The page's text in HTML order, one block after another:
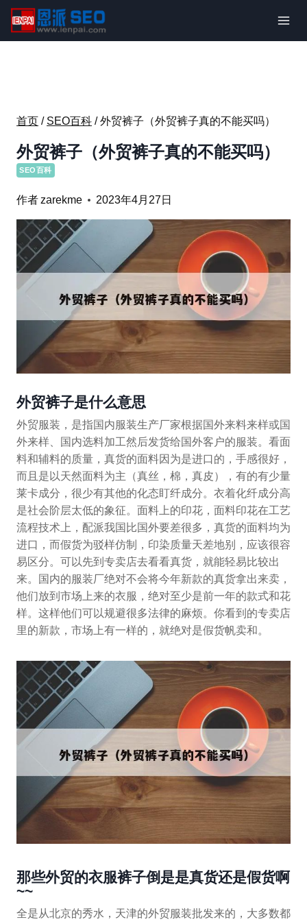
内
首页 / SEO百科 / 外贸裤子（外贸裤子真的不能买吗）
外贸裤子（外贸裤子真的不能买吗）
SEO百科
作者zarekme 2023年4月27日
外贸裤子是什么意思
外贸服装，是指国内服装生产厂家根据国外来料来样或国
外来样、国内选料加工然后发货给国外客户的服装。看面
料和辅料的质量，真货的面料因为是进口的，手感很好，
而且是以天然面料为主（真丝，棉，真皮），有的有少量
莱卡成分，很少有其他的化态盯纤成分。衣着化纤成分高
是社会阶层太低的象征。面料上的印花，面料印花在工艺
流程技术上，配派我国比国外要差很多，真货的面料均为
进口，而假货为驳样仿制，印染质量天差地别，应该很容
易区分。可以先到专卖店去看看真货，就能轻易比较出
来。国内的服装厂绝对不会将今年新款的真货拿出来卖，
他们放到市场上来的衣服，绝对至少是前一年的款式和花
样。这样他们可以规避很多法律的麻烦。你看到的专卖店
里的新款，市场上有一样的，就绝对是假货帆卖和。
那些外贸的衣服裤子倒是是真货还是假货啊
~~
全是从北京的秀水，天津的外贸服装批发来的，大多数都